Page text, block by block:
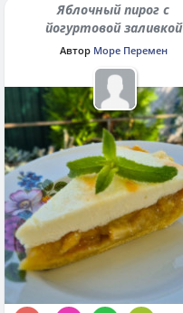
Яблочный пирог с
йогуртовой заливкой
Автор Море Перемен